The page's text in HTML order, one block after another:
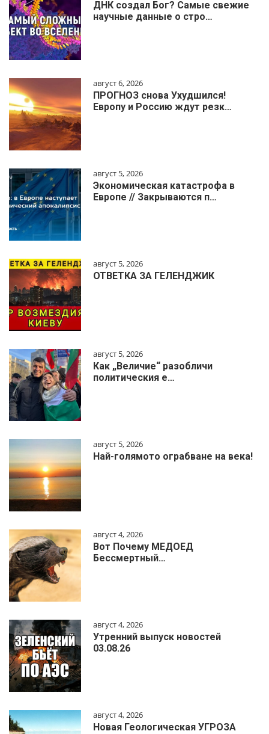
ДНК создал Бог? Самые свежие
научные данные о стро…
август 6, 2026
ПРОГНОЗ снова Ухудшился!
Европу и Россию ждут резк…
август 5, 2026
Экономическая катастрофа в
Европе // Закрываются п…
август 5, 2026
ОТВЕТКА ЗА ГЕЛЕНДЖИК
август 5, 2026
Как „Величие“ разобличи
политическия е…
август 5, 2026
Най-голямото ограбване на века!
август 4, 2026
Вот Почему МЕДОЕД
Бессмертный…
август 4, 2026
Утренний выпуск новостей
03.08.26
август 4, 2026
Новая Геологическая УГРОЗА